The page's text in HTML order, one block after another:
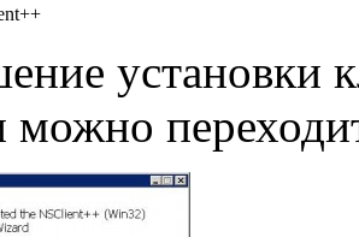
установки
можно